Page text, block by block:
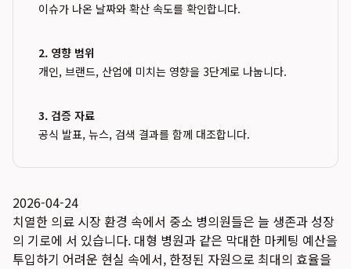
이슈가 나온 날짜와 확산 속도를 확인합니다.
2. 영향 범위
개인, 브랜드, 산업에 미치는 영향을 3단계로 나눕니다.
3. 검증 자료
공식 발표, 뉴스, 검색 결과를 함께 대조합니다.
2026-04-24
치열한 의료 시장 환경 속에서 중소 병의원들은 늘 생존과 성장
의 기로에 서 있습니다. 대형 병원과 같은 막대한 마케팅 예산을
투입하기 어려운 현실 속에서, 한정된 자원으로 최대의 효율을